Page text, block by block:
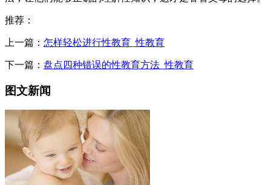
推荐：
上一篇： 怎样轻松进行性教育_性教育
下一篇： 盘点四种错误的性教育方法_性教育
图文新闻